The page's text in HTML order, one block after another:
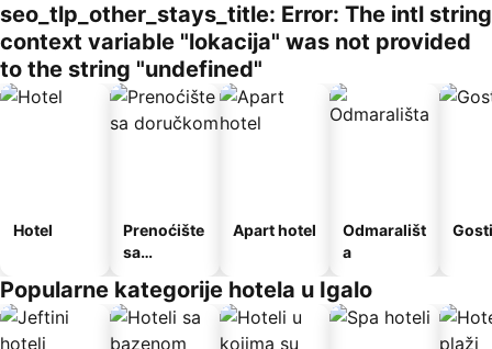
seo_tlp_other_stays_title: Error: The intl string
context variable "lokacija" was not provided
to the string "undefined"
Hotel
Prenoćište
sa
Apart hotel
Odmarališt
a
Popularne kategorije hotela u Igalo